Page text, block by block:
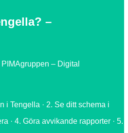
–
– Digital
i Tengella · 2. Se ditt schema i
· 4. Göra avvikande rapporter · 5.